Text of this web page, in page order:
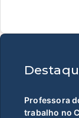
Professora
trabalho no